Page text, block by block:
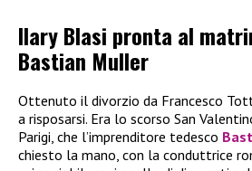
Ilary Blasi pronta al
Bastian Muller
Ottenuto il divorzio da Francesco
a risposarsi. Era lo scorso San
Parigi, che l’imprenditore tedesco
chiesto la mano, con la conduttrice